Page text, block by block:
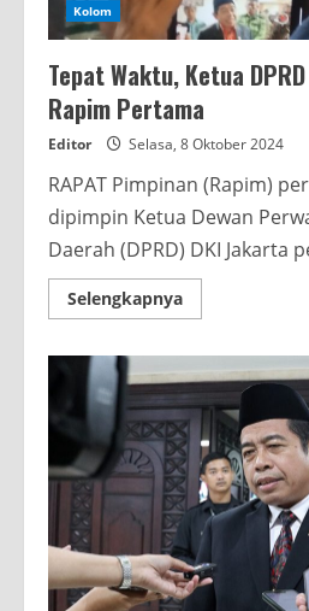
Kolom
Tepat Waktu, Ketua
Rapim Pertama
Editor Selasa, 8 Oktober 2024
RAPAT Pimpinan (Rapim)
dipimpin Ketua Dewan
Daerah (DPRD) DKI Jakarta
SelengkapnyaRead
more
Ketua
DPRD
DKI
Pimpinan
Rapim
Pertama